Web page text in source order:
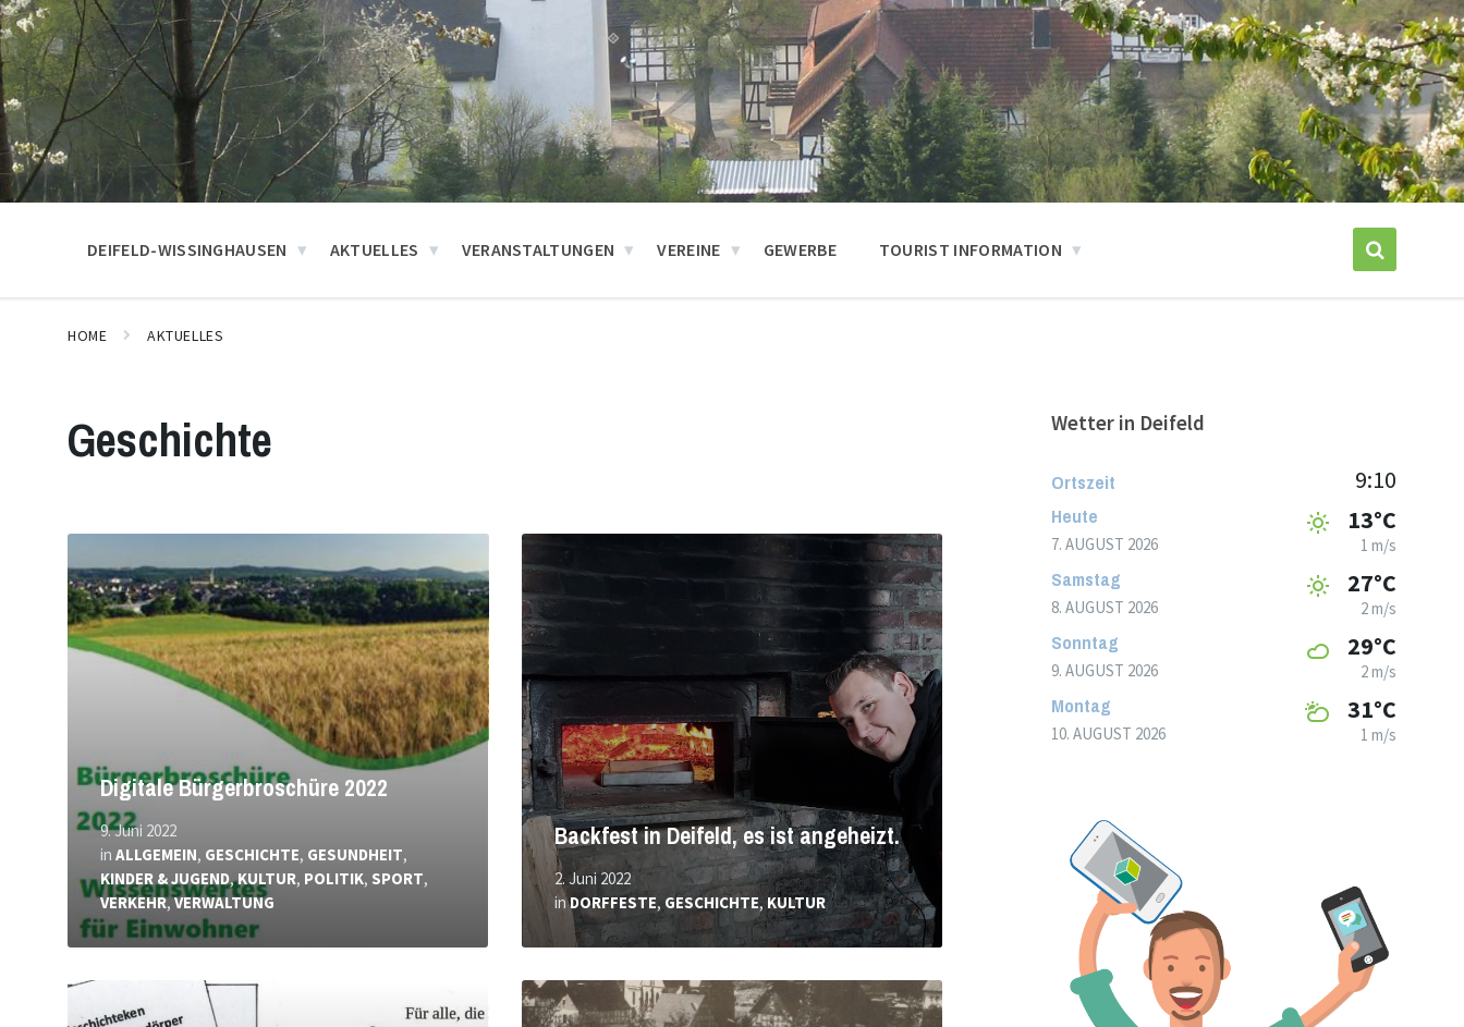
DEIFELD-WISSINGHAUSEN AKTUELLES VERANSTALTUNGEN VEREINE GEWERBE TOURIST INFORMATION
HOME AKTUELLES
Geschichte
Digitale Bürgerbroschüre 2022
9. Juni 2022
in ALLGEMEIN, GESCHICHTE, GESUNDHEIT,
KINDER & JUGEND,KULTUR, POLITIK, SPORT,
VERKEHR,VERWALTUNG
Mehr
erfahren
Backfest in Deifeld, es ist angeheizt.
2. Juni 2022
inDORFFESTE, GESCHICHTE, KULTUR
Mehr
erfahren
Mehr
erfahren
Mehr
erfahren
Wetter in Deifeld
Ortszeit 9:10
Heute
7. AUGUST 2026
13°C
1 m/s
Samstag
8. AUGUST 2026
27°C
2 m/s
Sonntag
9. AUGUST 2026
29°C
2 m/s
Montag
10. AUGUST 2026
31°C
1 m/s